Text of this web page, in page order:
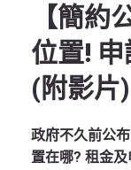
【簡約
位置!
(附影片)
政府不久前公
置在哪? 租金